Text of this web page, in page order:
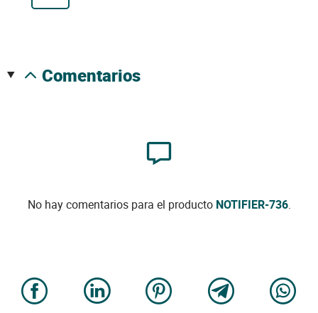
comentarios
No hay comentarios para el producto NOTIFIER-736.